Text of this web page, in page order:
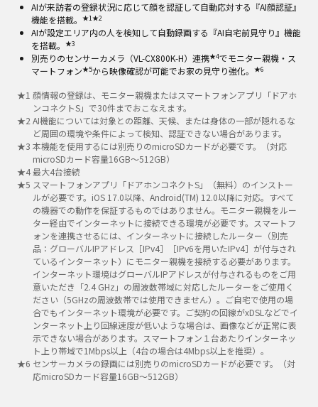
AIが来訪者の登録状況に応じて顔を認証して自動応対する『AI顔認証』
機能を搭載。
★1★2
AIが設定エリア内の人を検知して自動録画する『AI自宅前見守り』機能
を搭載。
★3
別売りのセンサーカメラ（VL-CX800K-H）連携★4でモニター親機・ス
マートフォン★5から映像確認が可能でお家の見守り強化。 ★6
★1 顔情報の登録は、モニター親機またはスマートフォンアプリ「ドアホ
ンコネクトS」で30件までおこなえます。
★2 AI機能については対象との距離、天候、または身体の一部が隠れるな
ど周囲の環境や条件によって検知、認証できない場合があります。
★3 本機能を使用するには別売りのmicroSDカードが必要です。（対応
microSDカード容量16GB～512GB）
★4最大4台接続
★5 スマートフォンアプリ「ドアホンコネクトS」（無料）のインストー
ルが必要です。iOS 17.0以降、Android(TM) 12.0以降に対応。すべて
の機器での動作を保証するものではありません。モニター親機をルー
ター経由でインターネットに接続できる環境が必要です。スマートフ
ォンを連携させるには、インターネットに接続したルーター（別売
品：グローバルIPアドレス［IPv4］［IPv6を用いたIPv4］が付与され
ているインターネット）にモニター親機を接続する必要があります。
インターネット環境はグローバルIPアドレスが付与されるものをご用
意いただき「2.4 GHz」の周波数帯域に対応したルーターをご使用く
ださい（5GHzの周波数帯では使用できません）。ご自宅で使用の場
合でもインターネット環境が必要です。ご契約の回線がxDSLなどでイ
ンターネット上り回線速度が低いような場合は、画像などが正常に表
示できない場合があります。スマートフォン１台あたりインターネッ
ト上り帯域で1Mbps以上（4台の場合は4Mbps以上を推奨）。
★6 センサーカメラの録画には別売りのmicroSDカードが必要です。（対
応microSDカード容量16GB～512GB）